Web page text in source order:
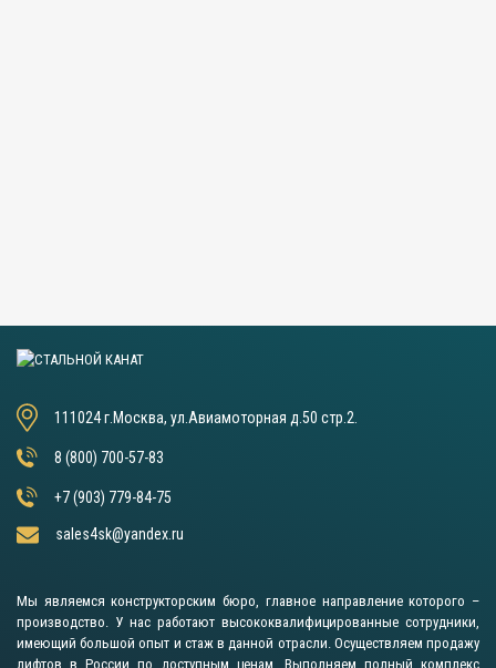
111024 г.Москва, ул.Авиамоторная д.50 стр.2.
8 (800) 700-57-83
+7 (903) 779-84-75
sales4sk@yandex.ru
Мы являемся конструкторским бюро, главное направление которого –
производство. У нас работают высококвалифицированные сотрудники,
имеющий большой опыт и стаж в данной отрасли. Осуществляем продажу
лифтов в России по доступным ценам. Выполняем полный комплекс